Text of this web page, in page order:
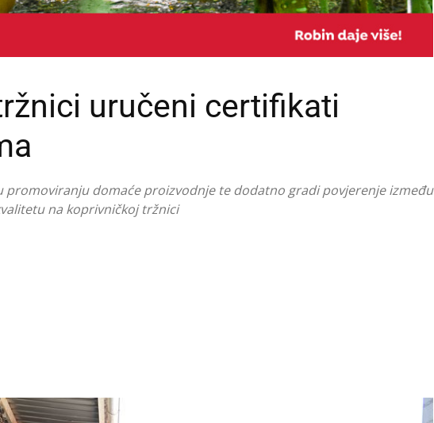
uručeni certifikati
promoviranju domaće proizvodnje te dodatno gradi povjerenje između
na koprivničkoj tržnici